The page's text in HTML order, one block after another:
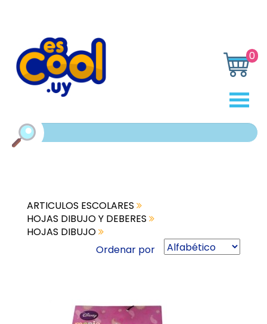
0
ARTICULOS ESCOLARES
HOJAS DIBUJO Y DEBERES
HOJAS DIBUJO
Ordenar por